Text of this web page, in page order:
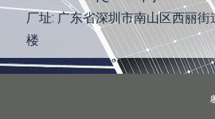
厂址: 广东省深圳市南山区西丽
楼